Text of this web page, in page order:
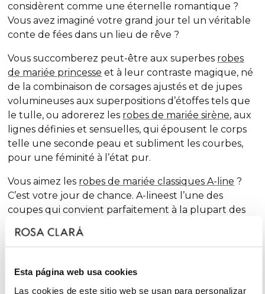
Esta página web usa cookies
Las cookies de este sitio web se usan para personalizar
considèrent comme une éternelle romantique ?
Vous avez imaginé votre grand jour tel un véritable
conte de fées dans un lieu de rêve ?
Vous succomberez peut-être aux superbes robes
de mariée princesse et à leur contraste magique, né
de la combinaison de corsages ajustés et de jupes
volumineuses aux superpositions d’étoffes tels que
le tulle, ou adorerez les robes de mariée sirène, aux
lignes définies et sensuelles, qui épousent le corps
telle une seconde peau et subliment les courbes,
pour une féminité à l’état pur.
Vous aimez les robes de mariée classiquesA-line ?
C’est votre jour de chance.A-lineest l’une des
coupes qui convient parfaitement à la plupart des
complexions et qui, saison après saison, est à
l’honneur dans nos collections. Une dose extra de
la tradition grâce à des touches chic et de fantaisie,